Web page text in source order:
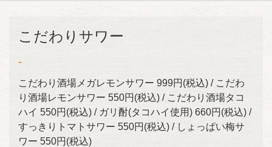
こだわりサワー
-
こだわり酒場メガレモンサワー 999円(税込) / こだわ
り酒場レモンサワー 550円(税込) / こだわり酒場タコ
ハイ 550円(税込) / ガリ酎(タコハイ使用) 660円(税込) /
すっきりトマトサワー 550円(税込) / しょっぱい梅サ
ワー 550円(税込)